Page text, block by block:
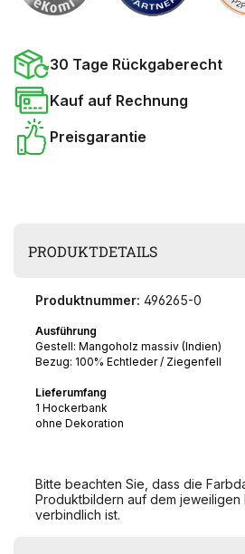
30 Tage Rückgaberecht
Kauf auf Rechnung
Preisgarantie
PRODUKTDETAILS
Produktnummer: 496265-0
Ausführung
Gestell: Mangoholz massiv (Indien)
Bezug: 100% Echtleder / Ziegenfell
Lieferumfang
1 Hockerbank
ohne Dekoration
Bitte beachten Sie, dass die
Produktbildern auf dem jeweiligen
verbindlich ist.